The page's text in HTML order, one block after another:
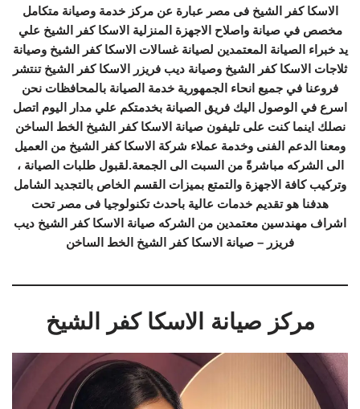
الاسكا كفر الشيخ فى مصر عبارة عن مركز خدمة وصيانة متكامل
مخصص في صيانة واصلاح الاجهزة المنزلية الاسكا كفر الشيخ علي
يد خبراء الصيانة المعتمدين لصيانة غسالات الاسكا كفر الشيخ وصيانة
ثلاجات الاسكا كفر الشيخ وصيانة ديب فريزر الاسكا كفر الشيخ تنتشر
فروعنا في جميع انحاء الجمهورية خدمة الصيانة بالمحافظات نحن
اسرع في الوصول اليك فريق الصيانة بخدمتكم علي مدار اليوم اتصل
نصلك اينما كنت على تليفون صيانة الاسكا كفر الشيخ الخط الساخن
ومعنا الدعم الفنى وخدمة عملاء شركة الاسكا كفر الشيخ من العميل
الى الشركه مباشرةً من السبت الى الجمعة.لقبول طلبات الصيانة ،
وتركيب كافة الاجهزة والتمتع بميزات القسم الخاص بالتجديد الشامل
هدفنا هو تقديم خدمات عالية باحدث تكنولوجيا فى مصر تحت
اشراف مهندسين معتمدين من الشركه صيانة الاسكا كفر الشيخ ديب
فريزر – صيانة الاسكا كفر الشيخ الخط الساخن
مركز صيانة الاسكا كفر الشيخ